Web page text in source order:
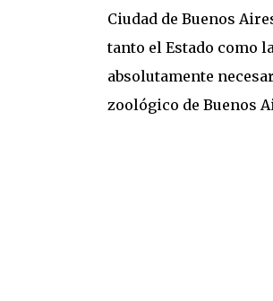
Ciudad de Buenos
tanto el Estado como
absolutamente
zoológico de Buenos